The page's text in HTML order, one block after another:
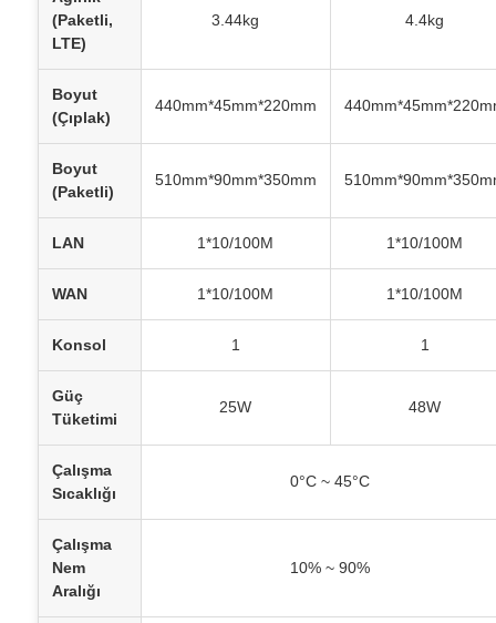
(Paketli,
LTE)
3.44kg 4.4kg
Boyut
(Çıplak)
440mm*45mm*220mm
Boyut
(Paketli)
510mm*90mm*350mm
LAN 1*10/100M 1*10/100M
WAN 1*10/100M 1*10/100M
Konsol 1 1
Güç
Tüketimi
25W 48W
Çalışma
Sıcaklığı
0°C ~ 45°C
Çalışma
Nem
Aralığı
10% ~ 90%